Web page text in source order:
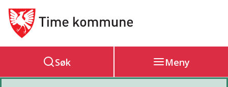
Hovedportal
Søk Meny